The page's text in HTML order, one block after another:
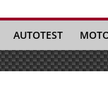
AUTOTEST